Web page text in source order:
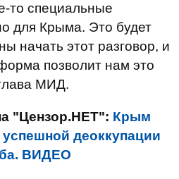
то специальные
для Крыма. Это будет
начать этот разговор, и
позволит нам это
МИД.
"Цензор.НЕТ": Крым
деоккупации
ВИДЕО